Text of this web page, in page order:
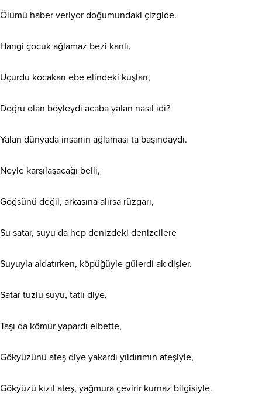
Ölümü haber veriyor doğumundaki çizgide.
Hangi çocuk ağlamaz bezi kanlı,
Uçurdu kocakarı ebe elindeki kuşları,
Doğru olan böyleydi acaba yalan nasıl idi?
Yalan dünyada insanın ağlaması ta başındaydı.
Neyle karşılaşacağı belli,
Göğsünü değil, arkasına alırsa rüzgarı,
Su satar, suyu da hep denizdeki denizcilere
Suyuyla aldatırken, köpüğüyle gülerdi ak dişler.
Satar tuzlu suyu, tatlı diye,
Taşı da kömür yapardı elbette,
Gökyüzünü ateş diye yakardı yıldırımın ateşiyle,
Gökyüzü kızıl ateş, yağmura çevirir kurnaz bilgisiyle.